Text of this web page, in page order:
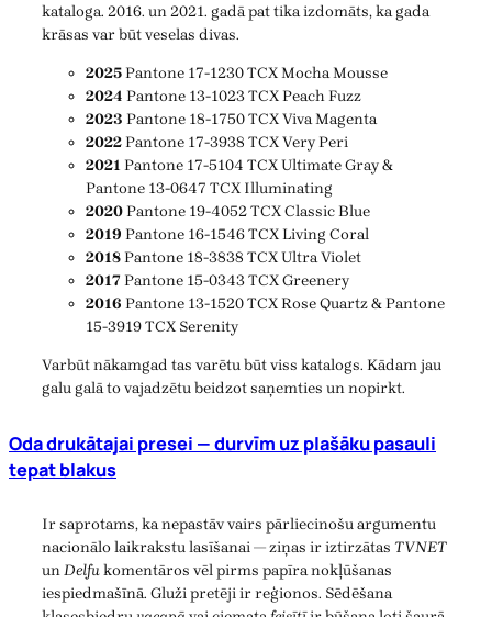
kataloga. 2016. un 2021. gadā pat tika izdomāts, ka gada
krāsas var būt veselas divas.
2025Pantone 17-1230 TCX Mocha Mousse
2024 Pantone 13-1023 TCX Peach Fuzz
2023 Pantone 18-1750 TCX Viva Magenta
2022Pantone 17-3938 TCX Very Peri
2021Pantone 17-5104 TCX Ultimate Gray &
Pantone 13-0647 TCX Illuminating
2020Pantone 19-4052 TCX Classic Blue
2019 Pantone 16-1546 TCX Living Coral
2018Pantone 18-3838 TCX Ultra Violet
2017Pantone 15-0343 TCX Greenery
2016 Pantone 13-1520 TCX Rose Quartz & Pantone
15-3919 TCX Serenity
Varbūt nākamgad tas varētu būt viss katalogs. Kādam jau
galu galā to vajadzētu beidzot saņemties un nopirkt.
Oda drukātajai presei — durvīm uz plašāku pasauli
tepat blakus
Ir saprotams, ka nepastāv vairs pārliecinošu argumentu
nacionālo laikrakstu lasīšanai — ziņas ir iztirzātas TVNET
unDelfukomentāros vēl pirms papīra nokļūšanas
iespiedmašīnā. Gluži pretēji ir reģionos. Sēdēšana